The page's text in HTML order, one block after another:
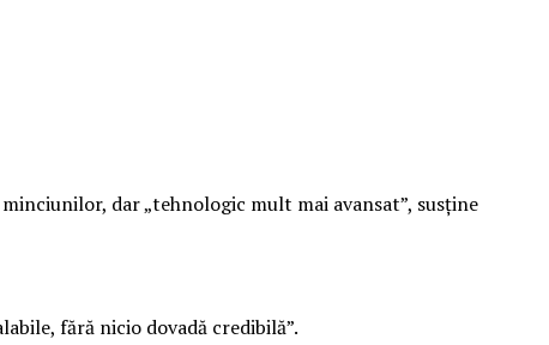
dar „tehnologic mult mai avansat”, susține
fără nicio dovadă credibilă”.